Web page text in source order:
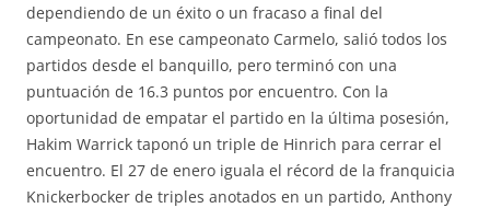
dependiendo de un éxito o un fracaso a final del
campeonato. En ese campeonato Carmelo, salió todos los
partidos desde el banquillo, pero terminó con una
puntuación de 16.3 puntos por encuentro. Con la
oportunidad de empatar el partido en la última posesión,
Hakim Warrick taponó un triple de Hinrich para cerrar el
encuentro. El 27 de enero iguala el récord de la franquicia
Knickerbocker de triples anotados en un partido, Anthony